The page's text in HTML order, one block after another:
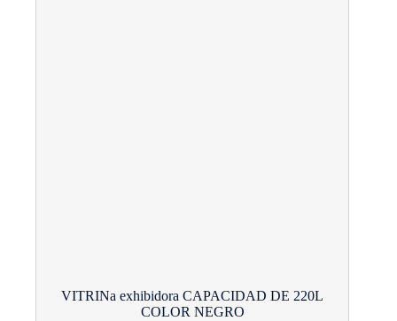
VITRINa exhibidora CAPACIDAD DE 220L
COLOR NEGRO